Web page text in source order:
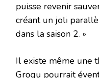
puisse revenir
créant un joli
dans la saison 2. »
Il existe même une
Grogu pourrait